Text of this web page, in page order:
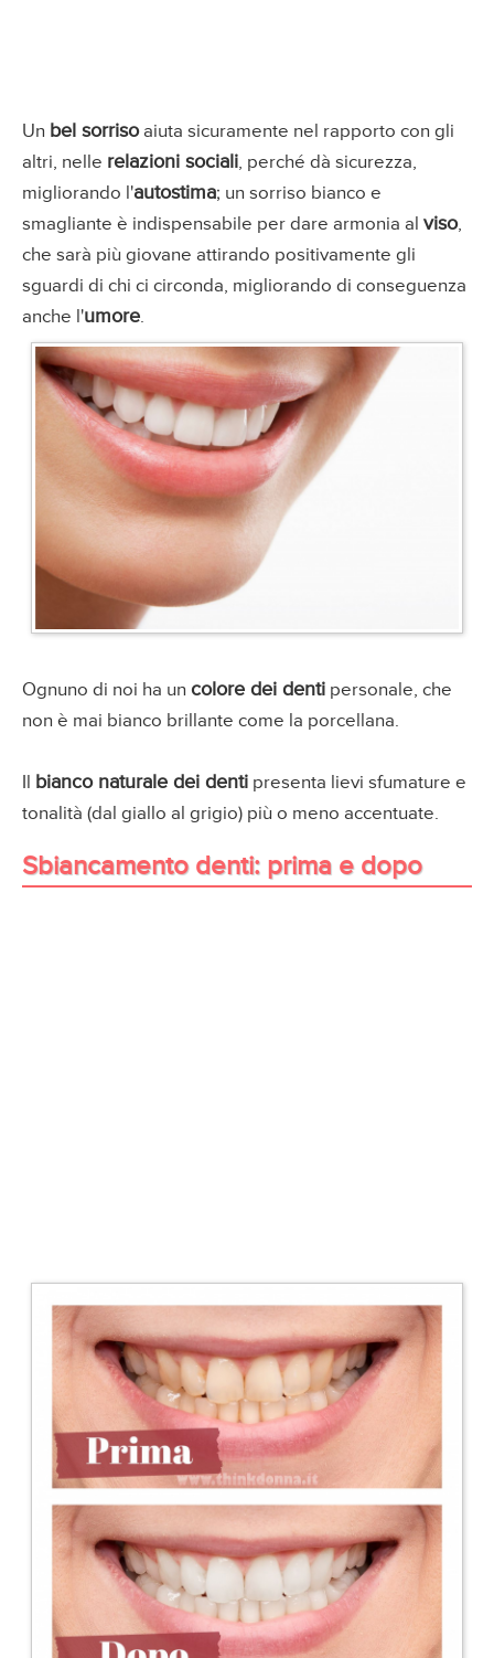
Un bel sorrisoaiuta sicuramente nel rapporto con gli
altri, nelle relazioni sociali, perché dà sicurezza,
migliorando l'autostima; un sorriso bianco e
smagliante è indispensabile per dare armonia al viso,
che sarà più giovane attirando positivamente gli
sguardi di chi ci circonda, migliorando di conseguenza
anche l'umore.
Ognuno di noi ha un colore dei denti personale, che
non è mai bianco brillante come la porcellana.
Il bianco naturale dei denti presenta lievi sfumature e
tonalità (dal giallo al grigio) più o meno accentuate.
Sbiancamento denti: prima e dopo